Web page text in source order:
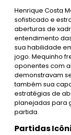
Henrique Costa
sofisticado e
aberturas de
entendimento
sua habilidade
jogo. Mequinho
oponentes com
demonstravam
também sua
estratégias de
planejadas para
partida.
Partidas